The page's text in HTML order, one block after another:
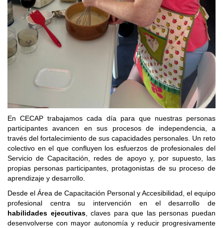
En CECAP trabajamos cada día para que nuestras personas
participantes avancen en sus procesos de independencia, a
través del fortalecimiento de sus capacidades personales. Un reto
colectivo en el que confluyen los esfuerzos de profesionales del
Servicio de Capacitación, redes de apoyo y, por supuesto, las
propias personas participantes, protagonistas de su proceso de
aprendizaje y desarrollo.
Desde el Área de Capacitación Personal y Accesibilidad, el equipo
profesional centra su intervención en el desarrollo de
habilidades ejecutivas, claves para que las personas puedan
desenvolverse con mayor autonomía y reducir progresivamente